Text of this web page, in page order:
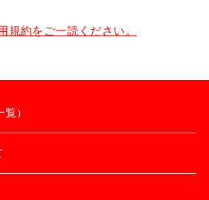
規約をご一読ください。
）